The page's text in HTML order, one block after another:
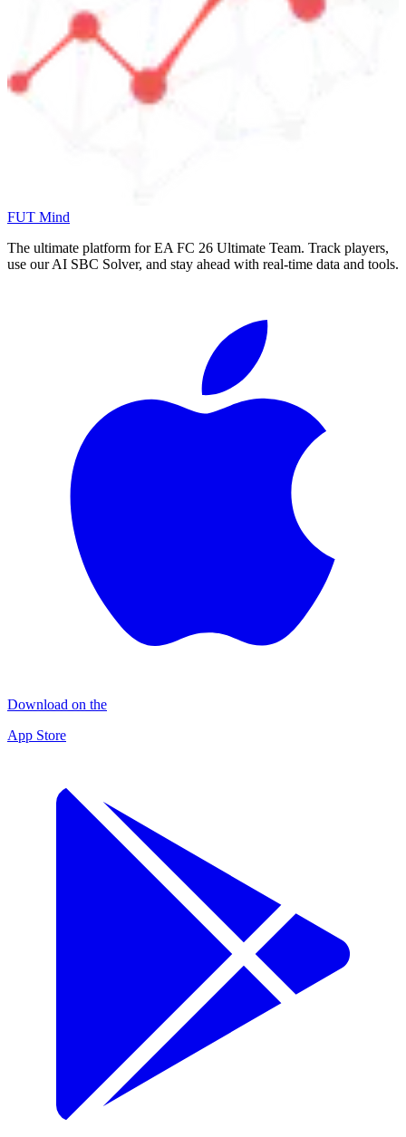
FUT Mind
The ultimate platform for EA FC 26 Ultimate Team. Track players,
use our AI SBC Solver, and stay ahead with real-time data and tools.
Download on the
App Store